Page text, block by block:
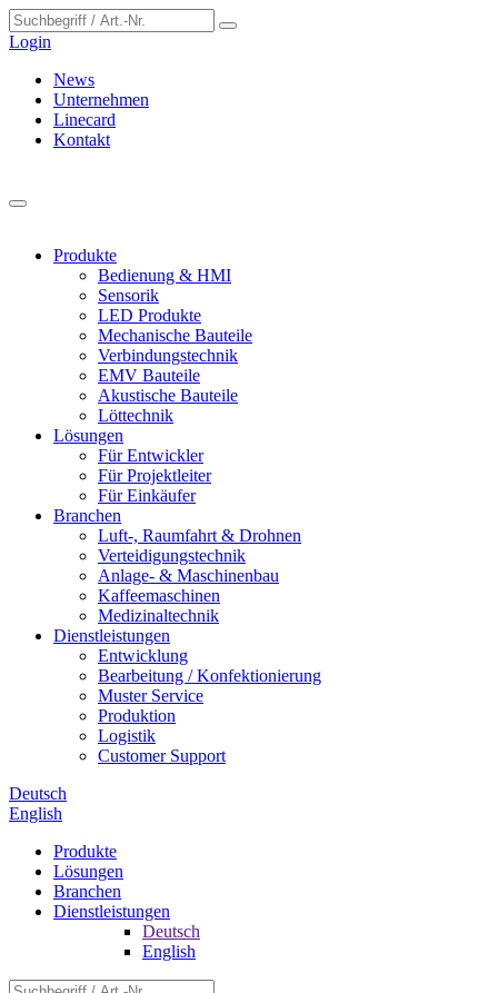
Login
News
Unternehmen
Linecard
Kontakt
Produkte
Bedienung & HMI
Sensorik
LED Produkte
Mechanische Bauteile
Verbindungstechnik
EMV Bauteile
Akustische Bauteile
Löttechnik
Lösungen
Für Entwickler
Für Projektleiter
Für Einkäufer
Branchen
Luft-, Raumfahrt & Drohnen
Verteidigungstechnik
Anlage- & Maschinenbau
Kaffeemaschinen
Medizinaltechnik
Dienstleistungen
Entwicklung
Bearbeitung / Konfektionierung
Muster Service
Produktion
Logistik
Customer Support
Deutsch
English
Produkte
Lösungen
Branchen
Dienstleistungen
Deutsch
English
Cookie-Einstellungen